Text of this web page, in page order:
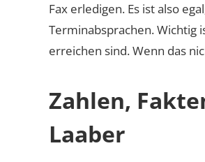
Fax erledigen. Es ist also
Terminabsprachen. Wichtig
erreichen sind. Wenn das
Zahlen,
Laaber